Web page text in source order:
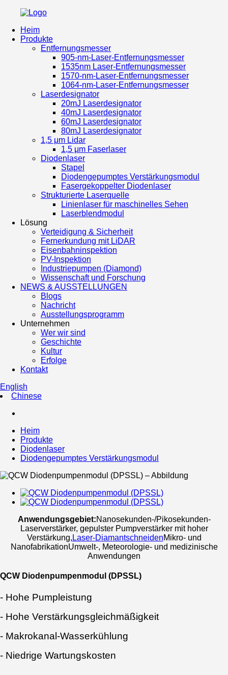
Heim
Produkte
Entfernungsmesser
905-nm-Laser-Entfernungsmesser
1535nm Laser-Entfernungsmesser
1570-nm-Laser-Entfernungsmesser
1064-nm-Laser-Entfernungsmesser
Laserdesignator
20mJ Laserdesignator
40mJ Laserdesignator
60mJ Laserdesignator
80mJ Laserdesignator
1,5 μm Lidar
1,5 μm Faserlaser
Diodenlaser
Stapel
Diodengepumptes Verstärkungsmodul
Fasergekoppelter Diodenlaser
Strukturierte Laserquelle
Linienlaser für maschinelles Sehen
Laserblendmodul
Lösung
Verteidigung & Sicherheit
Fernerkundung mit LiDAR
Eisenbahninspektion
PV-Inspektion
Industriepumpen (Diamond)
Wissenschaft und Forschung
NEWS & AUSSTELLUNGEN
Blogs
Nachricht
Ausstellungsprogramm
Unternehmen
Wer wir sind
Geschichte
Kultur
Erfolge
Kontakt
English
Chinese
Heim
Produkte
Diodenlaser
Diodengepumptes Verstärkungsmodul
Anwendungsgebiet:Nanosekunden-/Pikosekunden-
Laserverstärker, gepulster Pumpverstärker mit hoher
Verstärkung, Laser-DiamantschneidenMikro- und
NanofabrikationUmwelt-, Meteorologie- und medizinische
Anwendungen
QCW Diodenpumpenmodul (DPSSL)
- Hohe Pumpleistung
- Hohe Verstärkungsgleichmäßigkeit
- Makrokanal-Wasserkühlung
- Niedrige Wartungskosten